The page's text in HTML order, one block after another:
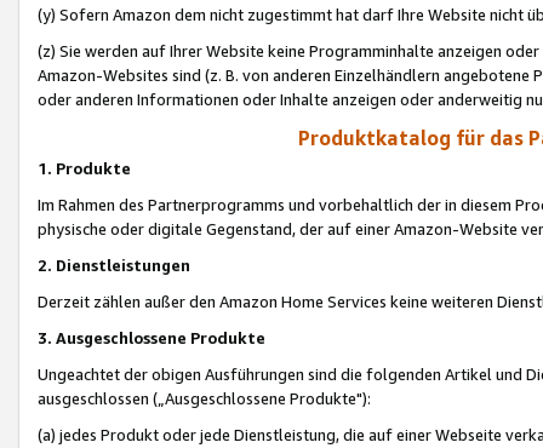
(y) Sofern Amazon dem nicht zugestimmt hat darf Ihre Website nicht
(z) Sie werden auf Ihrer Website keine Programminhalte anzeigen
Amazon-Websites sind (z. B. von anderen Einzelhändlern
oder anderen Informationen oder Inhalte anzeigen oder anderweitig
Produktkatalog für das
1. Produkte
Im Rahmen des Partnerprogramms und vorbehaltlich der in diesem
physische oder digitale Gegenstand, der auf einer Amazon-Website
2. Dienstleistungen
Derzeit zählen außer den Amazon Home Services keine weiteren
3. Ausgeschlossene Produkte
Ungeachtet der obigen Ausführungen sind die folgenden Artikel und
ausgeschlossen („Ausgeschlossene Produkte"):
(a) jedes Produkt oder jede Dienstleistung, die auf einer Webseite